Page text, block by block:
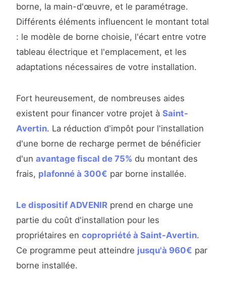
borne, la main-d'œuvre, et le paramétrage.
Différents éléments influencent le montant total
: le modèle de borne choisie, l'écart entre votre
tableau électrique et l'emplacement, et les
adaptations nécessaires de votre installation.
Fort heureusement, de nombreuses aides
existent pour financer votre projet à Saint-
Avertin. La réduction d'impôt pour l'installation
d'une borne de recharge permet de bénéficier
d'un avantage fiscal de 75% du montant des
frais, plafonné à 300€ par borne installée.
Le dispositif ADVENIR prend en charge une
partie du coût d'installation pour les
propriétaires en copropriété à Saint-Avertin.
Ce programme peut atteindre jusqu'à 960€ par
borne installée.